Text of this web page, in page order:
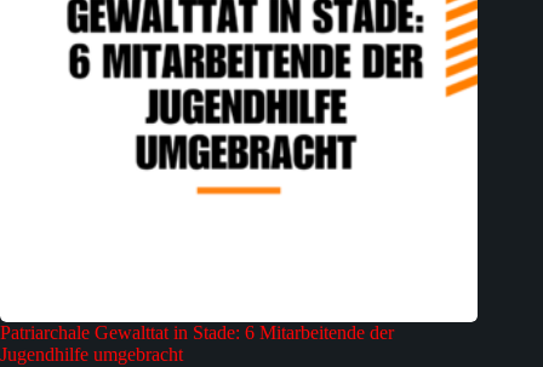
Patriarchale Gewalttat in Stade: 6 Mitarbeitende der
Jugendhilfe umgebracht